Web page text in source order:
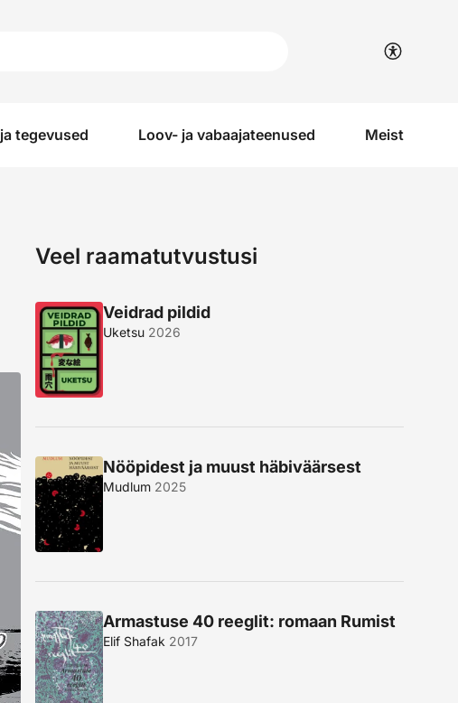
tegevused Loov- ja vabaajateenused Meist
Veel raamatutvustusi
Veidrad pildid
Uketsu 2026
Nööpidest ja muust häbiväärsest
Mudlum 2025
Armastuse 40 reeglit: romaan Rumist
Elif Shafak 2017